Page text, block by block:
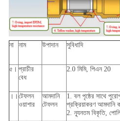
না নাম উপাদান সুবিধাদি
৫। প্রাচীর
বেধ
2.0 মিমি, পিএন 20
।। টেফলন
ওয়াশার
আমদানি
টেফলন
1. বল পৃষ্ঠের সাথে
প্রক্রিয়াকরণ আমদানি
2. ন্যূনতম বিকৃতি,